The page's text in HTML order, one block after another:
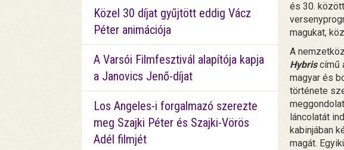
Közel 30 díjat gyűjtött eddig Vácz
Péter animációja
A Varsói Filmfesztivál alapítója kapja
a Janovics Jenő-díjat
Los Angeles-i forgalmazó szerezte
meg Szajki Péter és Szajki-Vörös
Adél filmjét
és 30.
magukat,
A
Hybriscímű
magyar és
története
láncolatát
kabinjában
magát.